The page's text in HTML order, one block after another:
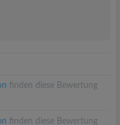
finden diese Bewertung
finden diese Bewertung